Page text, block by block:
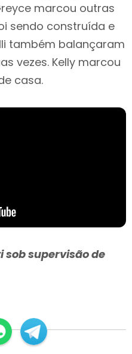
marcou outras
sendo construída e
também balançaram
vezes. Kelly marcou
casa.
sob supervisão de